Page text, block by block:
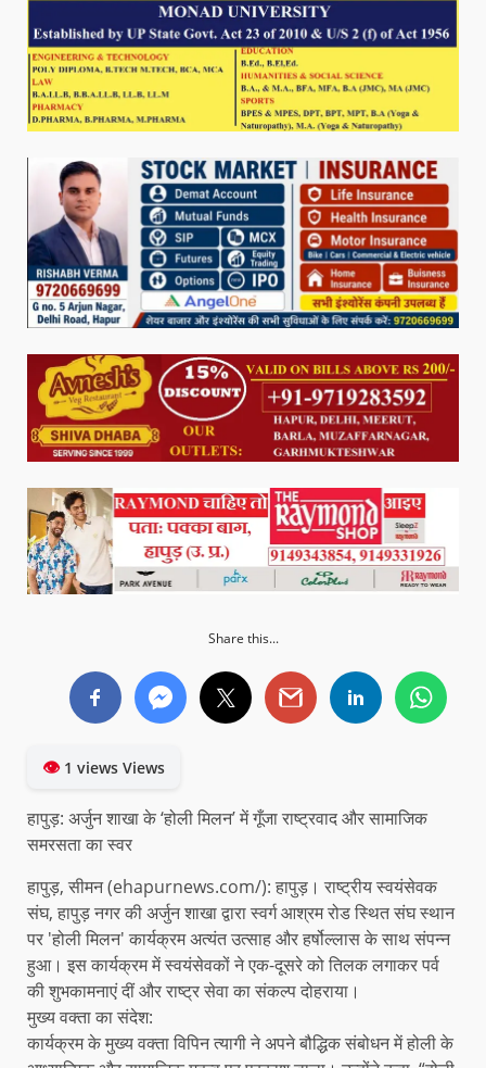
Share this...
👁1 views Views
​हापुड़: अर्जुन शाखा के ‘होली मिलन’ में गूँजा राष्ट्रवाद और सामाजिक
समरसता का स्वर
​हापुड़, सीमन (ehapurnews.com/): हापुड़। राष्ट्रीय स्वयंसेवक
संघ, हापुड़ नगर की अर्जुन शाखा द्वारा स्वर्ग आश्रम रोड स्थित संघ स्थान
पर 'होली मिलन' कार्यक्रम अत्यंत उत्साह और हर्षोल्लास के साथ संपन्न
हुआ। इस कार्यक्रम में स्वयंसेवकों ने एक-दूसरे को तिलक लगाकर पर्व
की शुभकामनाएं दीं और राष्ट्र सेवा का संकल्प दोहराया।
​मुख्य वक्ता का संदेश:
कार्यक्रम के मुख्य वक्ता विपिन त्यागी ने अपने बौद्धिक संबोधन में होली के